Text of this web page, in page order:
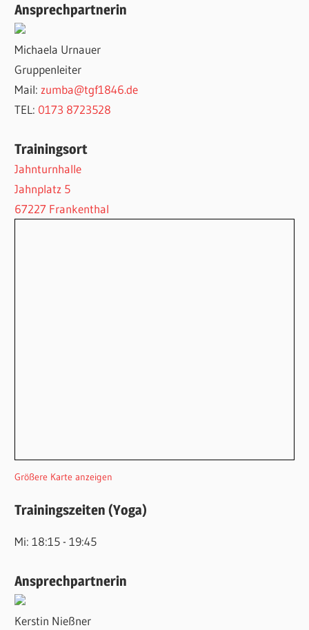
Ansprechpartnerin
Michaela Urnauer
Gruppenleiter
Mail: zumba@tgf1846.de
TEL: ‭0173 8723528
Trainingsort
Jahnturnhalle
Jahnplatz 5
67227 Frankenthal
Größere Karte anzeigen
Trainingszeiten (Yoga)
Mi: 18:15 - 19:45
Ansprechpartnerin
Kerstin Nießner